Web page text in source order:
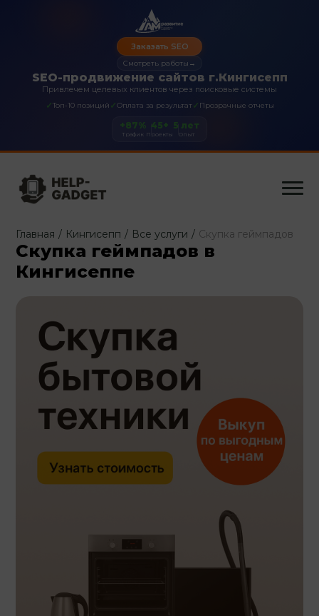
SEO-продвижение сайтов г.Кингисепп
Привлечем целевых клиентов через поисковые системы
✓Топ-10 позиций ✓Оплата за результат✓ Прозрачные отчеты
Заказать SEO
Смотреть работы →
+87%
Трафик
45+
Проекты
5 лет
Опыт
Главная / Кингисепп / Все услуги / Скупка геймпадов
Скупка геймпадов в
Кингисеппе